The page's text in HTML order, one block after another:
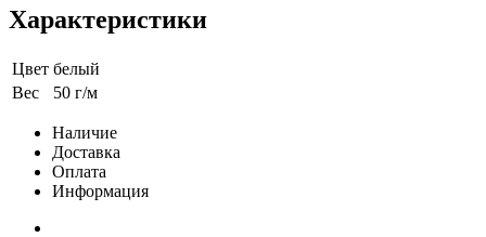
Характеристики
Цвет белый
Вес
50 г/м
Наличие
Доставка
Оплата
Информация